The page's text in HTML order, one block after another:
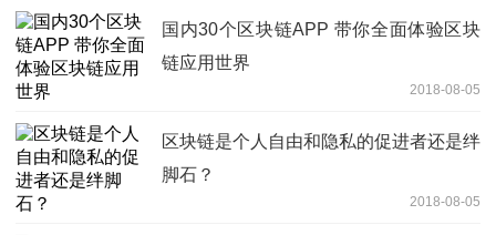
国内30个区块链APP 带你全面体验区块
链应用世界
2018-08-05
区块链是个人自由和隐私的促进者还是绊
脚石？
2018-08-05